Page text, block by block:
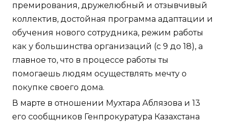
премирования, дружелюбный и отзывчивый
коллектив, достойная программа адаптации и
обучения нового сотрудника, режим работы
как у большинства организаций (с 9 до 18), а
главное то, что в процессе работы ты
помогаешь людям осуществлять мечту о
покупке своего дома.
В марте в отношении Мухтара Аблязова и 13
его сообщников Генпрокуратура Казахстана